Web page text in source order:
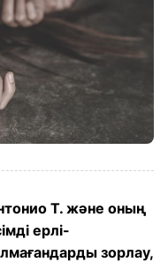
Т. және оның
ерлі-
зорлау,